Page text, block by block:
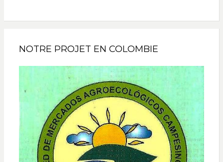
NOTRE PROJET EN COLOMBIE